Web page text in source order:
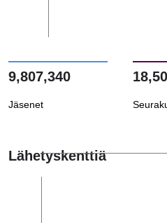
9,807,340
Jäsenet
Lähetyskenttiä